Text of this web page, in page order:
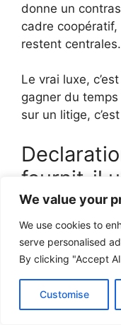
We value your
We use cookies to
serve personalised
By clicking "Accept
Customise
donne un
cadre
restent centrales.
Le vrai luxe,
gagner du
sur un litige,
fournit-il
horodatée
Oui, l’intérêt
produire une
dossier
horodatage aide